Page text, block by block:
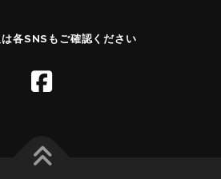
各SNSもご確認ください